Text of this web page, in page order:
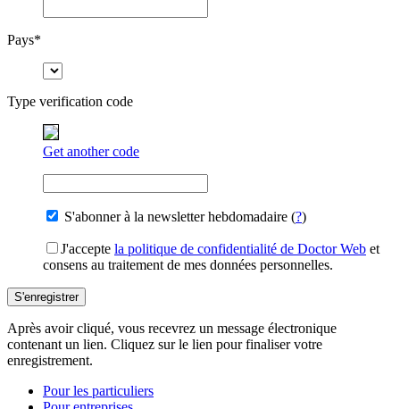
Pays*
Type verification code
Get another code
S'abonner à la newsletter hebdomadaire (?)
J'accepte la politique de confidentialité de Doctor Web et
consens au traitement de mes données personnelles.
S'enregistrer
Après avoir cliqué, vous recevrez un message électronique
contenant un lien. Cliquez sur le lien pour finaliser votre
enregistrement.
Pour les particuliers